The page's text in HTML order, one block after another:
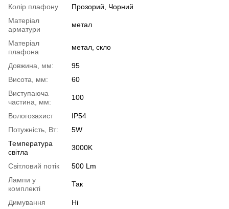
Колір плафону
Прозорий, Чорний
Матеріал
арматури
метал
Матеріал
плафона
метал, скло
Довжина, мм:
95
Висота, мм:
60
Виступаюча
частина, мм:
100
Вологозахист
IP54
Потужність, Вт:
5W
Температура
світла
3000K
Світловий потік
500 Lm
Лампи у
комплекті
Так
Димування
Ні